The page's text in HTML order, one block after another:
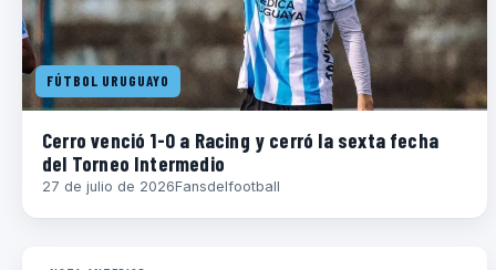
FÚTBOL URUGUAYO
Cerro venció 1-0 a Racing y cerró la sexta fecha
del Torneo Intermedio
27 de julio de 2026Fansdelfootball